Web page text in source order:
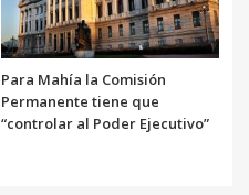
Para Mahía la Comisión
Permanente tiene que
“controlar al Poder Ejecutivo”